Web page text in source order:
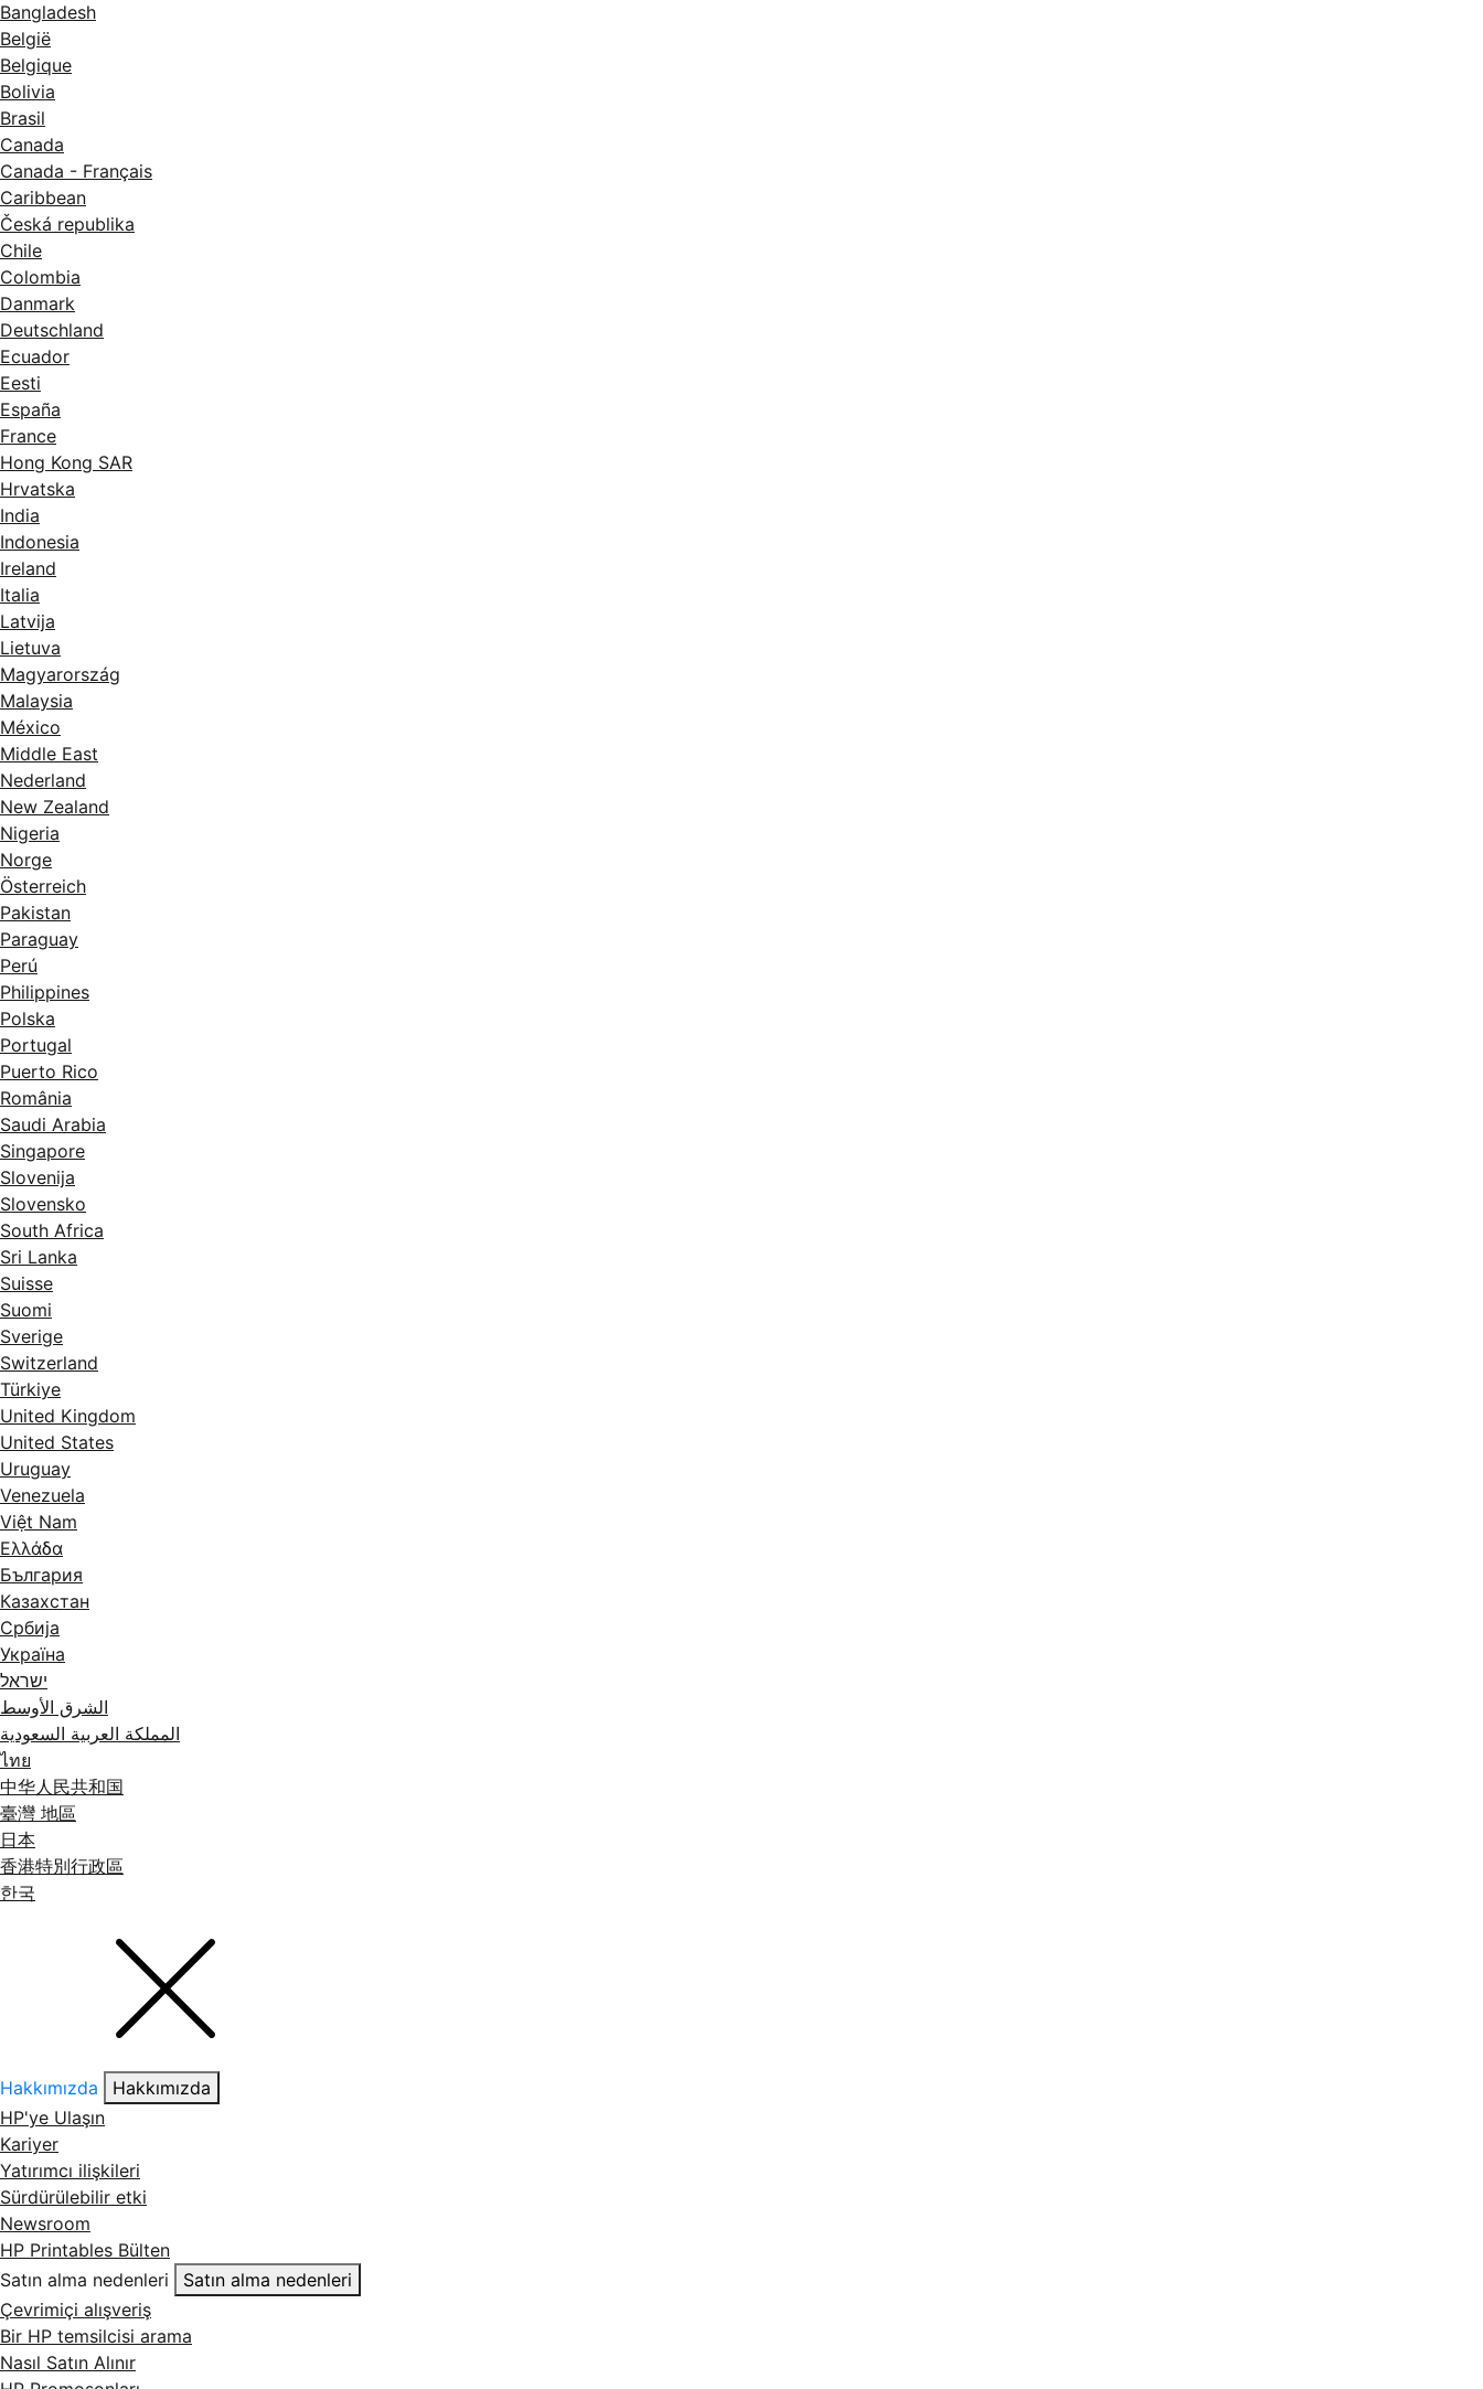
Bangladesh
België
Belgique
Bolivia
Brasil
Canada
Canada - Français
Caribbean
Česká republika
Chile
Colombia
Danmark
Deutschland
Ecuador
Eesti
España
France
Hong Kong SAR
Hrvatska
India
Indonesia
Ireland
Italia
Latvija
Lietuva
Magyarország
Malaysia
México
Middle East
Nederland
New Zealand
Nigeria
Norge
Österreich
Pakistan
Paraguay
Perú
Philippines
Polska
Portugal
Puerto Rico
România
Saudi Arabia
Singapore
Slovenija
Slovensko
South Africa
Sri Lanka
Suisse
Suomi
Sverige
Switzerland
Türkiye
United Kingdom
United States
Uruguay
Venezuela
Việt Nam
Ελλάδα
България
Казахстан
Србија
Україна
ישראל
الشرق الأوسط
المملكة العربية السعودية
ไทย
中华人民共和国
臺灣 地區
日本
香港特別行政區
한국
Hakkımızda
Hakkımızda
HP'ye Ulaşın
Kariyer
Yatırımcı ilişkileri
Sürdürülebilir etki
Newsroom
HP Printables Bülten
Satın alma nedenleri
Satın alma nedenleri
Çevrimiçi alışveriş
Bir HP temsilcisi arama
Nasıl Satın Alınır